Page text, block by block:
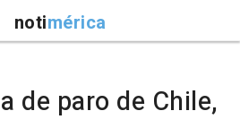
notimérica
de paro de Chile,